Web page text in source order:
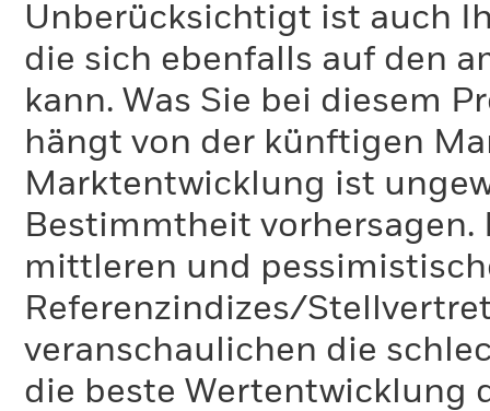
Unberücksichtigt ist auch
die sich ebenfalls auf den
kann. Was Sie bei diesem
hängt von der künftigen
Marktentwicklung ist
Bestimmtheit
mittleren und
Referenzindizes/
veranschaulichen die
die beste Wertentwicklung